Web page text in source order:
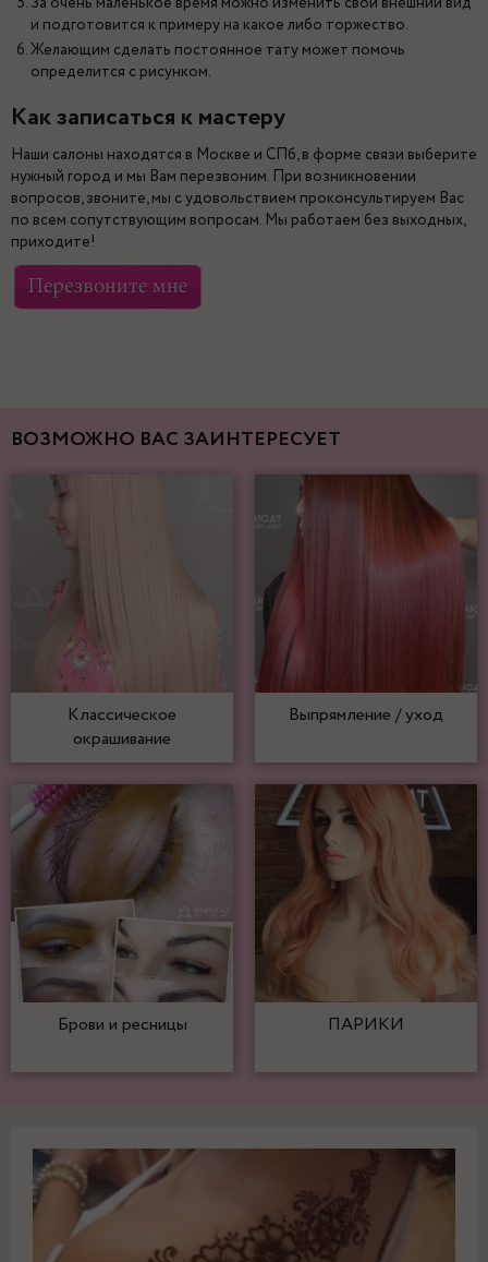
и подготовится к примеру на какое либо торжество.
Желающим сделать постоянное тату может помочь
определится с рисунком.
Как записаться к мастеру
Наши салоны находятся в Москве и СПб, в форме связи выберите
нужный город и мы Вам перезвоним. При возникновении
вопросов, звоните, мы с удовольствием проконсультируем Вас
по всем сопутствующим вопросам. Мы работаем без выходных,
приходите!
ВОЗМОЖНО ВАС ЗАИНТЕРЕСУЕТ
Классическое
окрашивание
Выпрямление / уход
Брови и ресницы ПАРИКИ